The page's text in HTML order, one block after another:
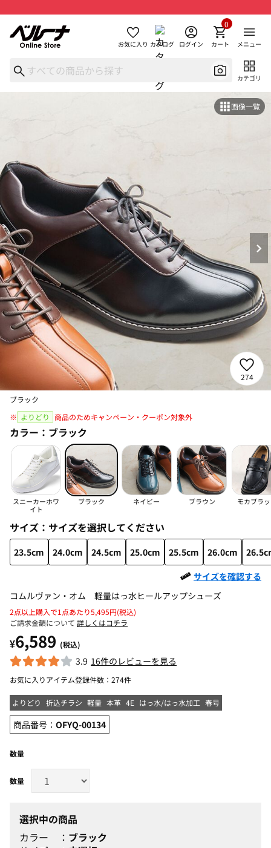
お気に入り カタログ ログイン カート
0
メニュー
カテゴリ
画像一覧
274
ブラック
※ よりどり 商品のためキャンペーン・クーポン対象外
カラー： ブラック
スニーカーホワ
イト
ブラック ネイビー ブラウン モカブラ
サイズ： サイズを選択してください
23.5cm 24.0cm 24.5cm 25.0cm 25.5cm 26.0cm
サイズを確認する
コムルヴァン・オム 軽量はっ水ヒールアップシューズ
2点以上購入で1点あたり5,495円(税込)
ご請求金額について 詳しくはコチラ
¥6,589 (税込)
3.9 16件のレビューを見る
お気に入りアイテム登録件数： 274件
よりどり 折込チラシ 軽量 本革 4E はっ水/はっ水加工 春号
商品番号： OFYQ-00134
数量
選択中の商品
カラー
ブラック